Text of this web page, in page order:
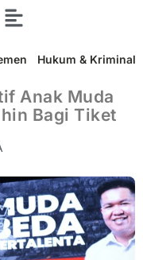
Hukum & Kriminal
Anak Muda
Bagi Tiket